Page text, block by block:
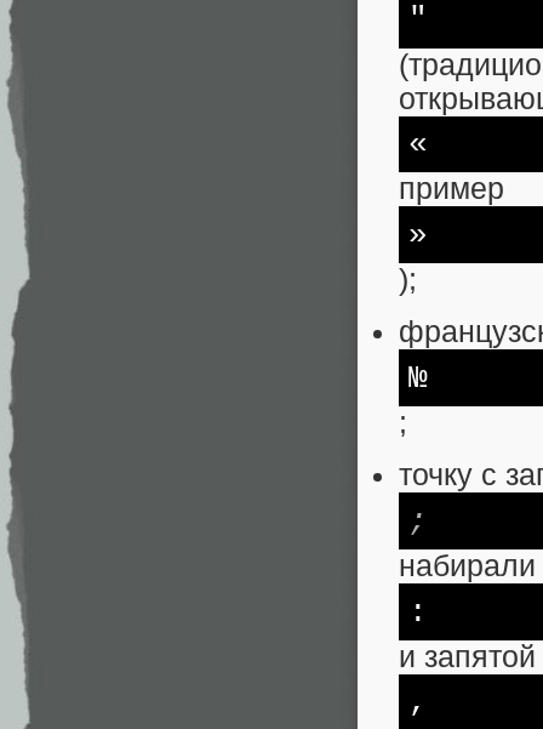
"
«
пример
»
);
№
;
точку с
;
набирали
:
и запятой
,